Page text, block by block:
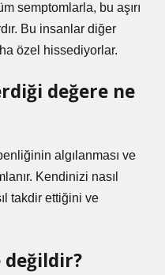
semptomlarla, bu aşırı
Bu insanlar diğer
özel hissediyorlar.
değere ne
algılanması ve
Kendinizi nasıl
takdir ettiğini ve
değildir?